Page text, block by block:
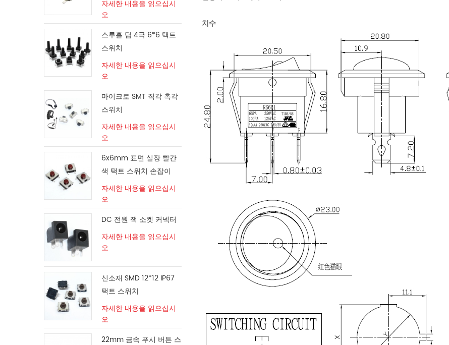
치수
자세한 내용을 읽으십시
오
스루홀 딥 4극 6*6 택트
스위치
자세한 내용을 읽으십시
오
마이크로 SMT 직각 촉각
스위치
자세한 내용을 읽으십시
오
6x6mm 표면 실장 빨간
색 택트 스위치 손잡이
자세한 내용을 읽으십시
오
DC 전원 잭 소켓 커넥터
자세한 내용을 읽으십시
오
신소재 SMD 12*12 IP67
택트 스위치
자세한 내용을 읽으십시
오
22mm 금속 푸시 버튼 스